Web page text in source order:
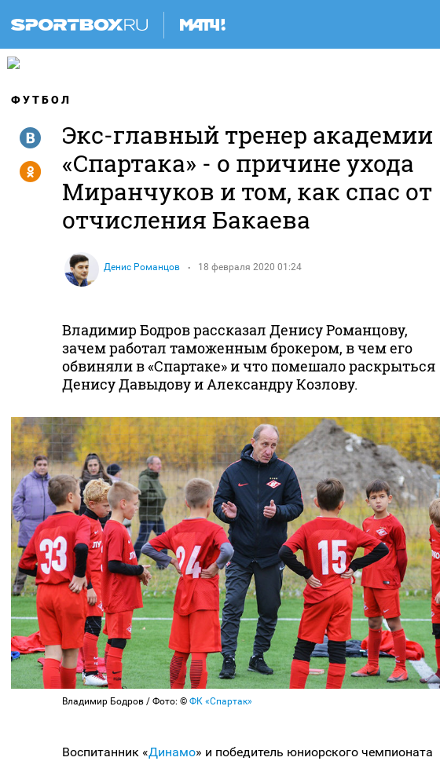
ФУТБОЛ
Экс-главный тренер академии
«Спартака» - о причине ухода
Миранчуков и том, как спас от
отчисления Бакаева
Денис Романцов 18 февраля 2020 01:24
R
Y
Владимир Бодров рассказал Денису Романцову,
зачем работал таможенным брокером, в чем его
обвиняли в «Спартаке» и что помешало раскрыться
Денису Давыдову и Александру Козлову.
Владимир Бодров / Фото: © ФК «Спартак»
Воспитанник «Динамо» и победитель юниорского чемпионата